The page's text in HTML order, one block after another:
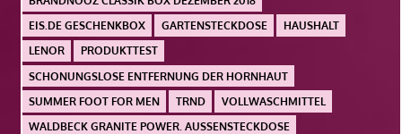
EIS.DE GESCHENKBOX
GARTENSTECKDOSE
HAUSHALT
LENOR
PRODUKTTEST
SCHONUNGSLOSE ENTFERNUNG DER HORNHAUT
SUMMER FOOT FOR MEN
TRND
VOLLWASCHMITTEL
WALDBECK GRANITE POWER. AUSSENSTECKDOSE